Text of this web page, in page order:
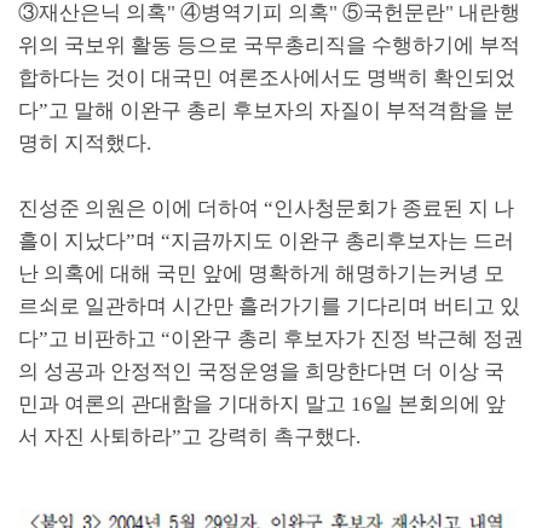
③재산은닉 의혹" ④병역기피 의혹" ⑤국헌문란" 내란행
위의 국보위 활동 등으로 국무총리직을 수행하기에 부적
합하다는 것이 대국민 여론조사에서도 명백히 확인되었
다”고 말해 이완구 총리 후보자의 자질이 부적격함을 분
명히 지적했다.
진성준 의원은 이에 더하여 “인사청문회가 종료된 지 나
흘이 지났다”며 “지금까지도 이완구 총리후보자는 드러
난 의혹에 대해 국민 앞에 명확하게 해명하기는커녕 모
르쇠로 일관하며 시간만 흘러가기를 기다리며 버티고 있
다”고 비판하고 “이완구 총리 후보자가 진정 박근혜 정권
의 성공과 안정적인 국정운영을 희망한다면 더 이상 국
민과 여론의 관대함을 기대하지 말고 16일 본회의에 앞
서 자진 사퇴하라”고 강력히 촉구했다.